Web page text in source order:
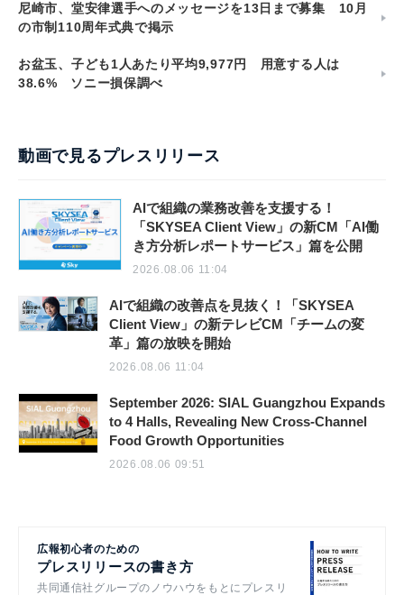
尼崎市、堂安律選手へのメッセージを13日まで募集 10月
の市制110周年式典で掲示
お盆玉、子ども1人あたり平均9,977円 用意する人は
38.6% ソニー損保調べ
動画で見るプレスリリース
AIで組織の業務改善を支援する！
「SKYSEA Client View」の新CM「AI働
き方分析レポートサービス」篇を公開
2026.08.06 11:04
AIで組織の改善点を見抜く！「SKYSEA
Client View」の新テレビCM「チームの変
革」篇の放映を開始
2026.08.06 11:04
September 2026: SIAL Guangzhou Expands
to 4 Halls, Revealing New Cross-Channel
Food Growth Opportunities
2026.08.06 09:51
広報初心者のための
プレスリリースの書き方
共同通信社グループのノウハウをもとにプレスリ